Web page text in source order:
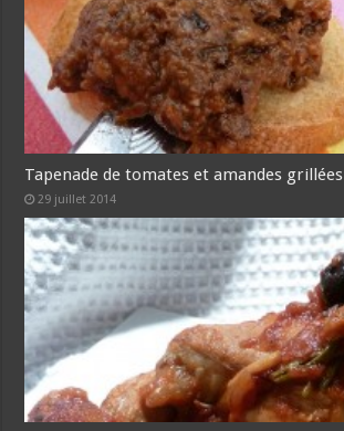
Tapenade de tomates et amandes grillées
29 juillet 2014